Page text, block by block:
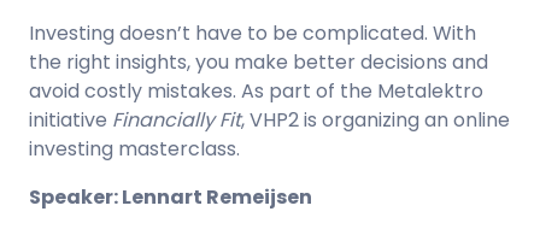
Investing doesn’t have to be complicated. With
the right insights, you make better decisions and
avoid costly mistakes. As part of the Metalektro
initiative Financially Fit, VHP2 is organizing an online
investing masterclass.
Speaker: Lennart Remeijsen